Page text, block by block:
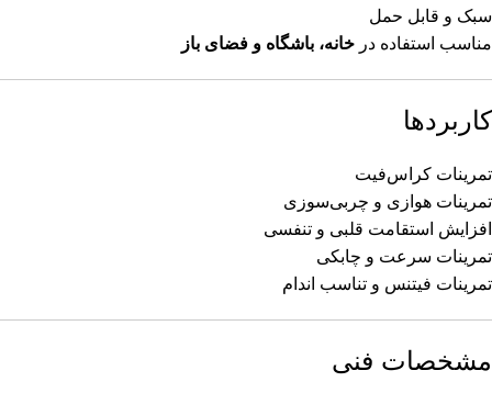
سبک و قابل حمل
مناسب استفاده در خانه، باشگاه و فضای باز
کاربردها
تمرینات کراس‌فیت
تمرینات هوازی و چربی‌سوزی
افزایش استقامت قلبی و تنفسی
تمرینات سرعت و چابکی
تمرینات فیتنس و تناسب اندام
مشخصات فنی